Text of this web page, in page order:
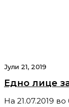
Јули 21, 2019
Едно лице
На 21.07.2019